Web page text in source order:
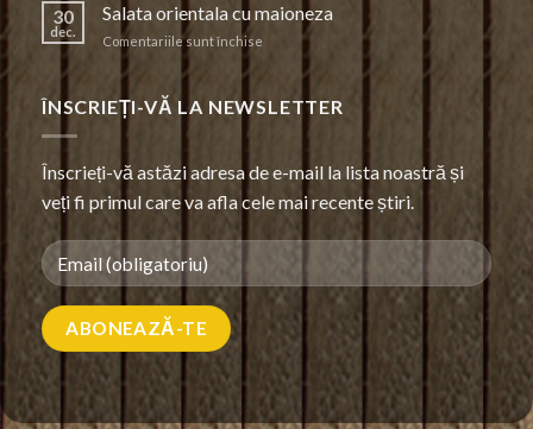
30
dec.
Salata orientala cu maioneza
Comentariile sunt închise pentru
orientala
cu
ÎNSCRIEȚI-VĂ LA NEWSLETTER
Înscrieți-vă astăzi adresa de e-mail la lista noastră și
veți fi primul care va afla cele mai recente știri.